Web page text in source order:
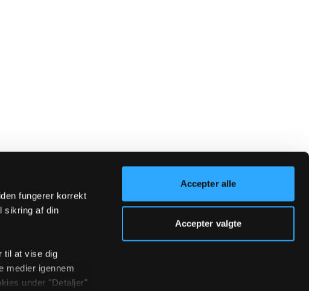
fungerer korrekt
sikring af din
til at vise dig
medier igennem
under "Detaljer"
Accepter alle
Accepter valgte